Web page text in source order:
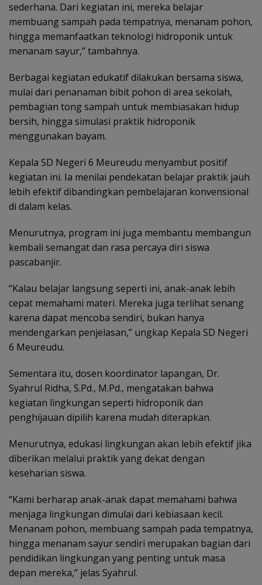
sederhana. Dari kegiatan ini, mereka belajar
membuang sampah pada tempatnya, menanam pohon,
hingga memanfaatkan teknologi hidroponik untuk
menanam sayur,” tambahnya.
Berbagai kegiatan edukatif dilakukan bersama siswa,
mulai dari penanaman bibit pohon di area sekolah,
pembagian tong sampah untuk membiasakan hidup
bersih, hingga simulasi praktik hidroponik
menggunakan bayam.
Kepala SD Negeri 6 Meureudu menyambut positif
kegiatan ini. Ia menilai pendekatan belajar praktik jauh
lebih efektif dibandingkan pembelajaran konvensional
di dalam kelas.
Menurutnya, program ini juga membantu membangun
kembali semangat dan rasa percaya diri siswa
pascabanjir.
“Kalau belajar langsung seperti ini, anak-anak lebih
cepat memahami materi. Mereka juga terlihat senang
karena dapat mencoba sendiri, bukan hanya
mendengarkan penjelasan,” ungkap Kepala SD Negeri
6 Meureudu.
Sementara itu, dosen koordinator lapangan, Dr.
Syahrul Ridha, S.Pd., M.Pd., mengatakan bahwa
kegiatan lingkungan seperti hidroponik dan
penghijauan dipilih karena mudah diterapkan.
Menurutnya, edukasi lingkungan akan lebih efektif jika
diberikan melalui praktik yang dekat dengan
keseharian siswa.
“Kami berharap anak-anak dapat memahami bahwa
menjaga lingkungan dimulai dari kebiasaan kecil.
Menanam pohon, membuang sampah pada tempatnya,
hingga menanam sayur sendiri merupakan bagian dari
pendidikan lingkungan yang penting untuk masa
depan mereka,” jelas Syahrul.